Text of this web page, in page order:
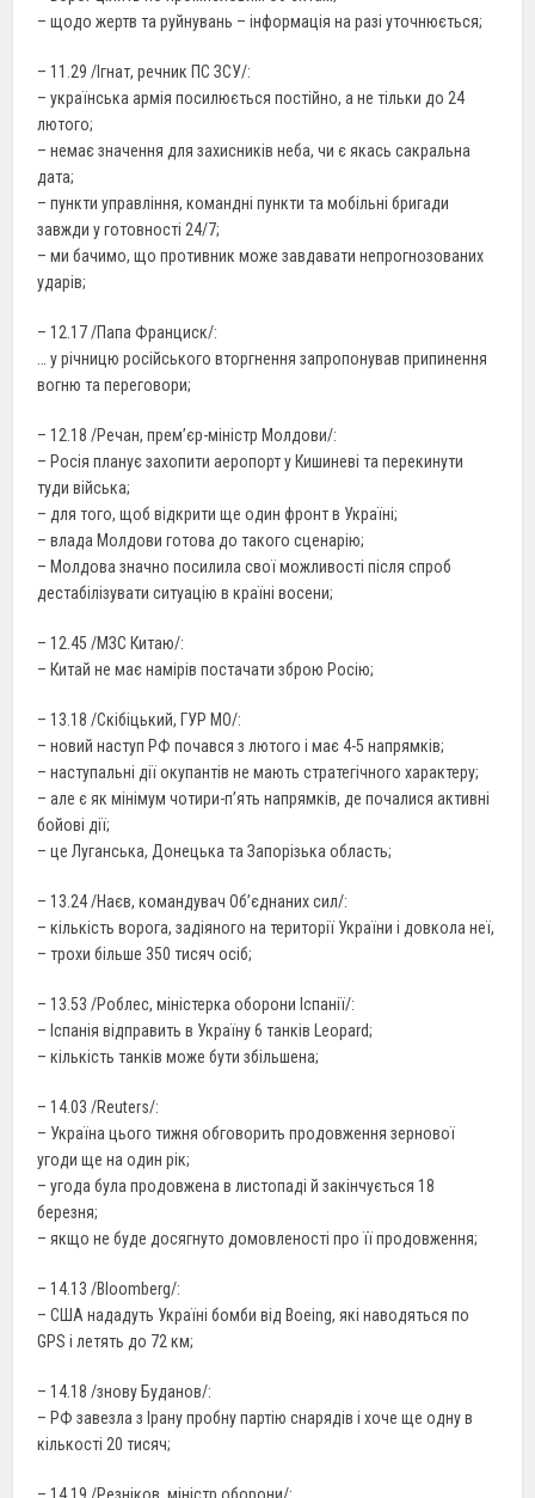
– щодо жертв та руйнувань – інформація на разі уточнюється;
– 11.29 /Ігнат, речник ПС ЗСУ/:
– українська армія посилюється постійно, а не тільки до 24
лютого;
– немає значення для захисників неба, чи є якась сакральна
дата;
– пункти управління, командні пункти та мобільні бригади
завжди у готовності 24/7;
– ми бачимо, що противник може завдавати непрогнозованих
ударів;
– 12.17 /Папа Франциск/:
… у річницю російського вторгнення запропонував припинення
вогню та переговори;
– 12.18 /Речан, прем’єр-міністр Молдови/:
– Росія планує захопити аеропорт у Кишиневі та перекинути
туди війська;
– для того, щоб відкрити ще один фронт в Україні;
– влада Молдови готова до такого сценарію;
– Молдова значно посилила свої можливості після спроб
дестабілізувати ситуацію в країні восени;
– 12.45 /МЗС Китаю/:
– Китай не має намірів постачати зброю Росію;
– 13.18 /Скібіцький, ГУР МО/:
– новий наступ РФ почався з лютого і має 4-5 напрямків;
– наступальні дії окупантів не мають стратегічного характеру;
– але є як мінімум чотири-п’ять напрямків, де почалися активні
бойові дії;
– це Луганська, Донецька та Запорізька область;
– 13.24 /Наєв, командувач Об’єднаних сил/:
– кількість ворога, задіяного на території України і довкола неї,
– трохи більше 350 тисяч осіб;
– 13.53 /Роблес, міністерка оборони Іспанії/:
– Іспанія відправить в Україну 6 танків Leopard;
– кількість танків може бути збільшена;
– 14.03 /Reuters/:
– Україна цього тижня обговорить продовження зернової
угоди ще на один рік;
– угода була продовжена в листопаді й закінчується 18
березня;
– якщо не буде досягнуто домовленості про її продовження;
– 14.13 /Bloomberg/:
– США нададуть Україні бомби від Boeing, які наводяться по
GPS і летять до 72 км;
– 14.18 /знову Буданов/:
– РФ завезла з Ірану пробну партію снарядів і хоче ще одну в
кількості 20 тисяч;